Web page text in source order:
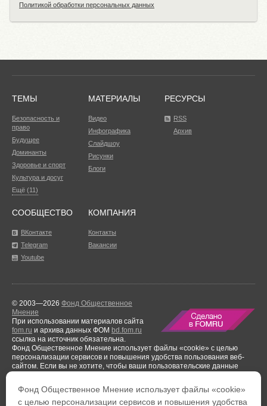
Политикой обработки персональных данных
ТЕМЫ
Безопасность и
право
Будущее
Доминанты
Здоровье и спорт
Культура и досуг
Ещё (11)
МАТЕРИАЛЫ
Видео
Инфографика
Слайдшоу
Рисунки
Блоги
РЕСУРСЫ
RSS
Архив
СООБЩЕСТВО
ВКонтакте
Telegram
Youtube
КОМПАНИЯ
Контакты
Вакансии
© 2003—2026 Фонд Общественное
Мнение
При использовании материалов сайта
fom.ru и архива данных ФОМ bd.fom.ru
ссылка на источник обязательна.
Фонд Общественное Мнение использует файлы «cookie» с целью
персонализации сервисов и повышения удобства пользования веб-
сайтом. Если вы не хотите, чтобы ваши пользовательские данные
Результаты аудиторской проверкиза период с 1 января по 31 декабря
2021 года.
Фонд Общественное Мнение использует файлы «cookie»
с целью персонализации сервисов и повышения удобства